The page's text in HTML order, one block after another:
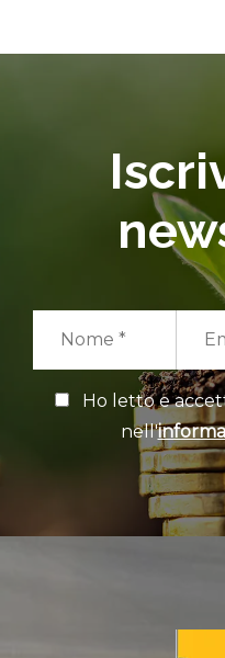
Ho letto e
nell'